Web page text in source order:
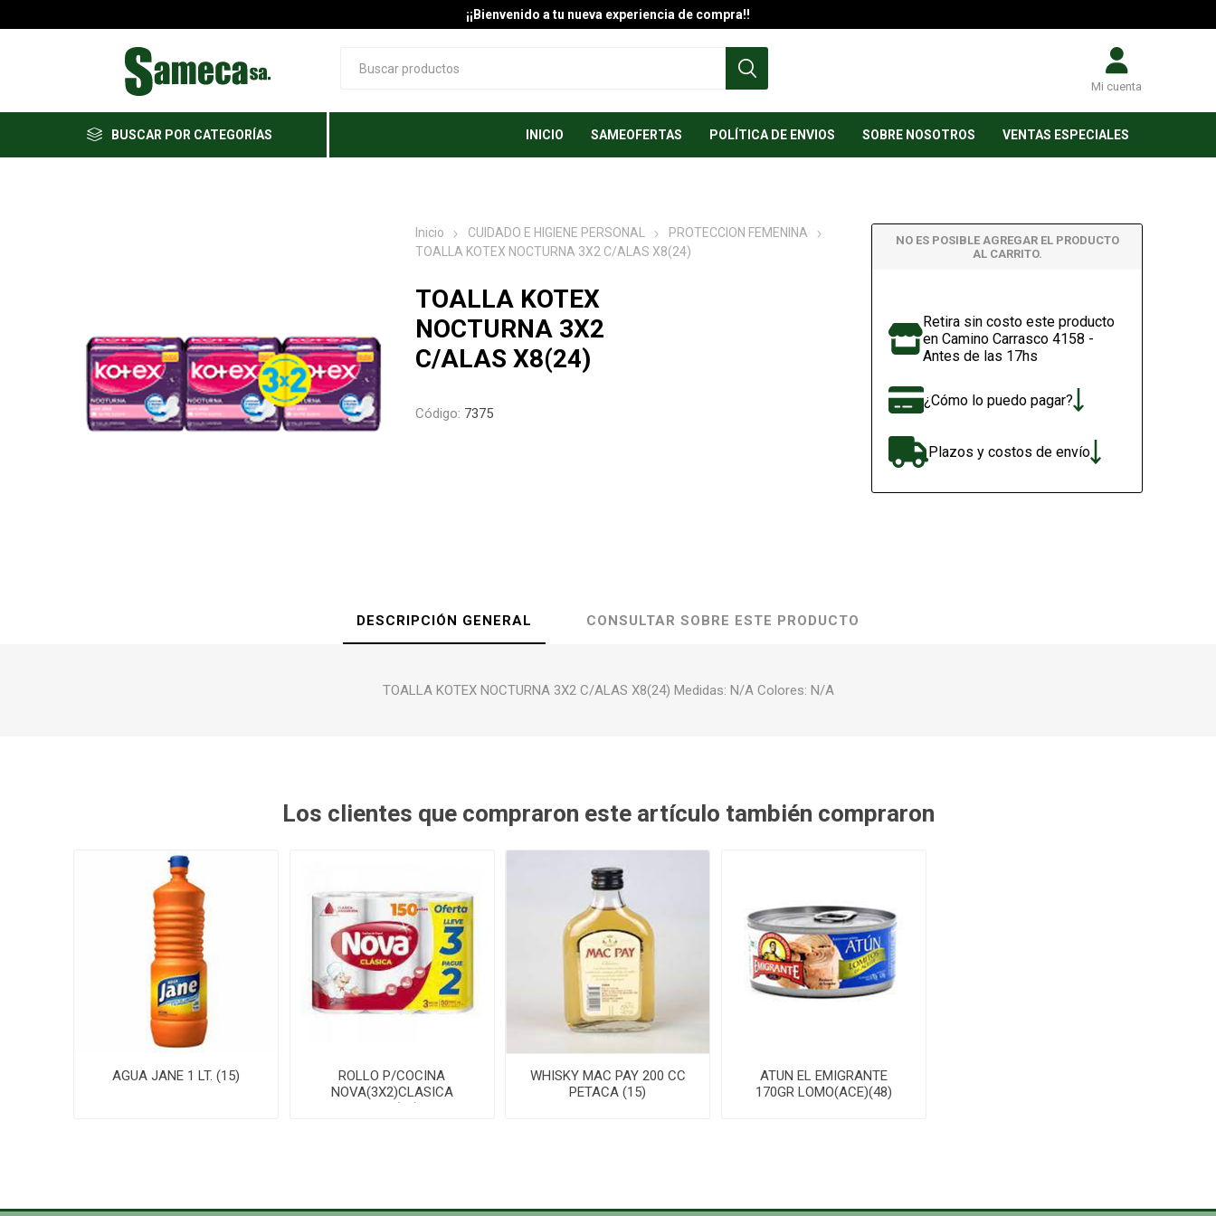
¡¡Bienvenido a tu nueva experiencia de compra!!
Mi cuenta
BUSCAR POR CATEGORÍAS INICIO SAMEOFERTAS POLÍTICA DE ENVIOS SOBRE NOSOTROS VENTAS ESPECIALES
Inicio CUIDADO E HIGIENE PERSONAL
PROTECCION FEMENINA
TOALLA KOTEX NOCTURNA 3X2 C/ALAS X8(24)
TOALLA KOTEX
NOCTURNA 3X2
C/ALAS X8(24)
Código: 7375
NO ES POSIBLE AGREGAR EL PRODUCTO
AL CARRITO.
Retira sin costo este producto
en Camino Carrasco 4158 -
Antes de las 17hs
¿Cómo lo puedo pagar?
Plazos y costos de envío
DESCRIPCIÓN GENERAL CONSULTAR SOBRE ESTE PRODUCTO
TOALLA KOTEX NOCTURNA 3X2 C/ALAS X8(24) Medidas: N/A Colores: N/A
Los clientes que compraron este artículo también compraron
AGUA JANE 1 LT. (15)
ROLLO P/COCINA
NOVA(3X2)CLASICA
100P(10)
WHISKY MAC PAY 200 CC
PETACA (15)
ATUN EL EMIGRANTE
170GR LOMO(ACE)(48)